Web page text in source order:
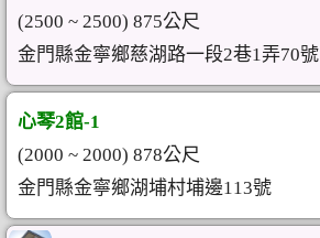
(2500 ~ 2500) 875公尺
金門縣金寧鄉慈湖路一段2巷1弄70號
心琴2館-1
(2000 ~ 2000) 878公尺
金門縣金寧鄉湖埔村埔邊113號